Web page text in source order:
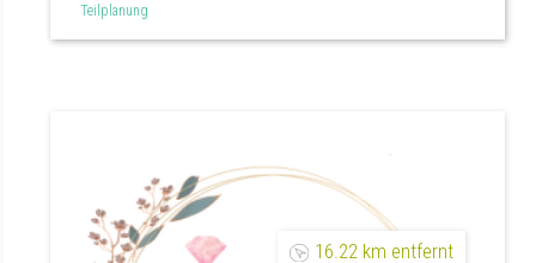
Teilplanung
16.22 km entfernt